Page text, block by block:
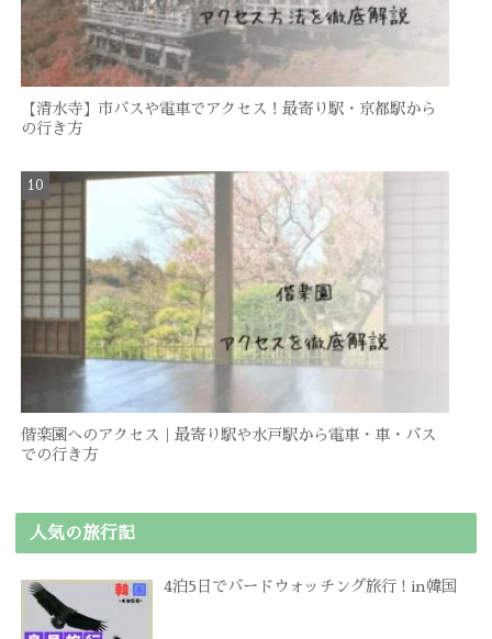
【清水寺】市バスや電車でアクセス！最寄り駅・京都駅から
の行き方
偕楽園へのアクセス｜最寄り駅や水戸駅から電車・車・バス
での行き方
人気の旅行記
4泊5日でバードウォッチング旅行 ! in韓国